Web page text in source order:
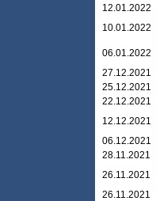
12.01.2022
10.01.2022
06.01.2022
27.12.2021
25.12.2021
22.12.2021
12.12.2021
06.12.2021
28.11.2021
26.11.2021
26.11.2021